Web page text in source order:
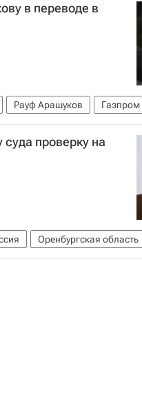
в переводе в
Рауф Арашуков Газпром
проверку на
Оренбургская область
наказаний (ФСИН